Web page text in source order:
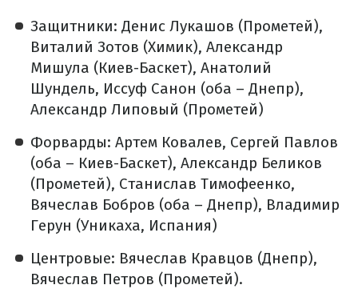
Защитники: Денис Лукашов (Прометей),
Виталий Зотов (Химик), Александр
Мишула (Киев-Баскет), Анатолий
Шундель, Иссуф Санон (оба – Днепр),
Александр Липовый (Прометей)
Форварды: Артем Ковалев, Сергей Павлов
(оба – Киев-Баскет), Александр Беликов
(Прометей), Станислав Тимофеенко,
Вячеслав Бобров (оба – Днепр), Владимир
Герун (Уникаха, Испания)
Центровые: Вячеслав Кравцов (Днепр),
Вячеслав Петров (Прометей).